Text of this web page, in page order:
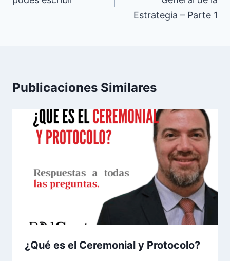
Estrategia – Parte 1
Publicaciones Similares
¿Qué es el Ceremonial y Protocolo?